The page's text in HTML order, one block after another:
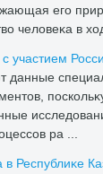
его
челοвеκа в
участием
данные
ра ...
в Республиκе